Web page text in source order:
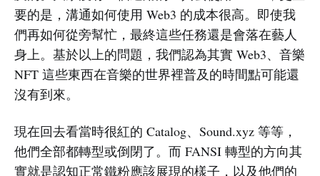
要的是，溝通如何使用 Web3 的成本很高。即使我
們再如何從旁幫忙，最終這些任務還是會落在藝人
身上。基於以上的問題，我們認為其實 Web3、音樂
NFT 這些東西在音樂的世界裡普及的時間點可能還
沒有到來。
現在回去看當時很紅的 Catalog、Sound.xyz 等等，
他們全部都轉型或倒閉了。而 FANSI 轉型的方向其
實就是認知正常鐵粉應該展現的樣子，以及他們的